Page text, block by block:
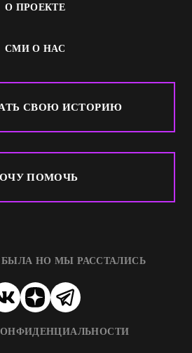
О ПРОЕКТЕ
СМИ О НАС
СВОЮ ИСТОРИЮ
ПОМОЧЬ
БЫЛА НО МЫ РАССТАЛИСЬ